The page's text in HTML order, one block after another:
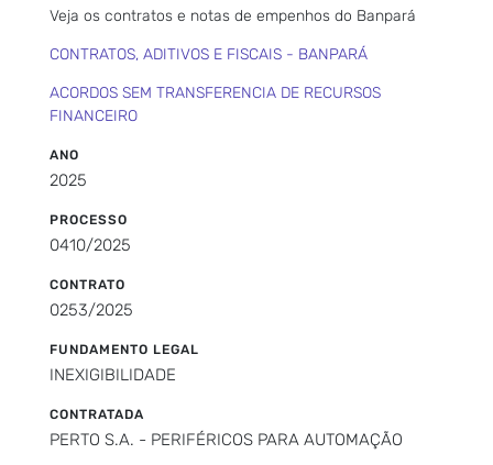
Veja os contratos e notas de empenhos do Banpará
CONTRATOS, ADITIVOS E FISCAIS - BANPARÁ
ACORDOS SEM TRANSFERENCIA DE RECURSOS
FINANCEIRO
ANO
2025
PROCESSO
0410/2025
CONTRATO
0253/2025
FUNDAMENTO LEGAL
INEXIGIBILIDADE
CONTRATADA
PERTO S.A. - PERIFÉRICOS PARA AUTOMAÇÃO